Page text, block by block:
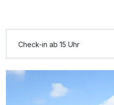
Check-in ab 15 Uhr